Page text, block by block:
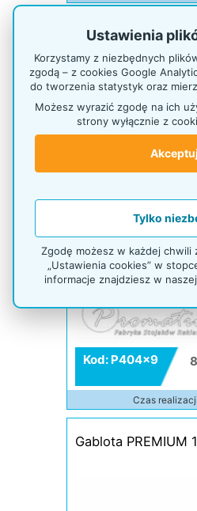
Gablota PREMIUM
Kod: P404x9
Czas
Gablota PREMIUM
Ustawienia
Korzystamy z niezbędnych
zgodą – z cookies Google
do tworzenia statystyk oraz
Możesz wyrazić zgodę na ich
strony wyłącznie z
Tylko
Zgodę możesz w każdej chwili
„Ustawienia cookies” w
informacje znajdziesz w naszej